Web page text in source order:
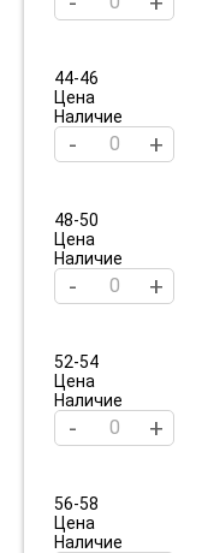
44-46
Цена
Наличие
- +
48-50
Цена
Наличие
- +
52-54
Цена
Наличие
- +
56-58
Цена
Наличие